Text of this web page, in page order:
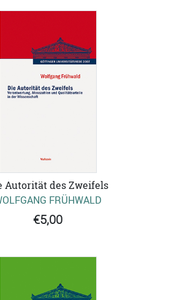
Autorität des Zweifels
FRÜHWALD
€5,00